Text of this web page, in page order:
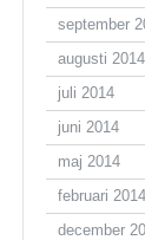
september
augusti 2014
juli 2014
juni 2014
maj 2014
februari 2014
december